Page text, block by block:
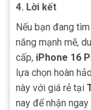
4. Lời kết
Nếu bạn đang
năng mạnh mẽ,
cấp, iPhone 16
lựa chọn hoàn
này với giá rẻ tại
nay để nhận